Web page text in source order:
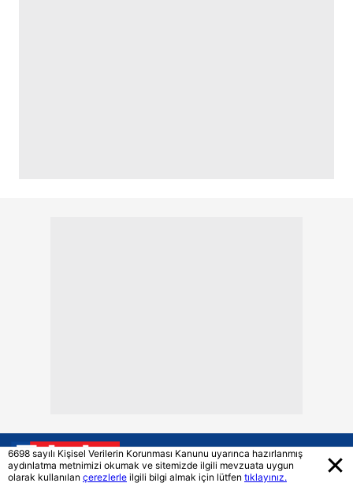
6698 sayılı Kişisel Verilerin Korunması Kanunu uyarınca hazırlanmış
aydınlatma metnimizi okumak ve sitemizde ilgili mevzuata uygun
olarak kullanılan çerezlerle ilgili bilgi almak için lütfen tıklayınız.